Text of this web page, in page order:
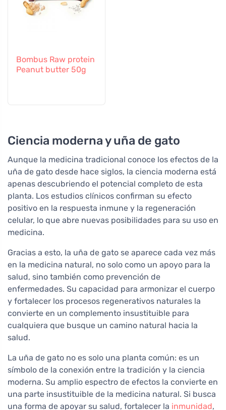
Bombus Raw protein
Peanut butter 50g
Ciencia moderna y uña de gato
Aunque la medicina tradicional conoce los efectos de la
uña de gato desde hace siglos, la ciencia moderna está
apenas descubriendo el potencial completo de esta
planta. Los estudios clínicos confirman su efecto
positivo en la respuesta inmune y la regeneración
celular, lo que abre nuevas posibilidades para su uso en
medicina.
Gracias a esto, la uña de gato se aparece cada vez más
en la medicina natural, no solo como un apoyo para la
salud, sino también como prevención de
enfermedades. Su capacidad para armonizar el cuerpo
y fortalecer los procesos regenerativos naturales la
convierte en un complemento insustituible para
cualquiera que busque un camino natural hacia la
salud.
La uña de gato no es solo una planta común: es un
símbolo de la conexión entre la tradición y la ciencia
moderna. Su amplio espectro de efectos la convierte en
una parte insustituible de la medicina natural. Si busca
una forma de apoyar su salud, fortalecer la inmunidad,